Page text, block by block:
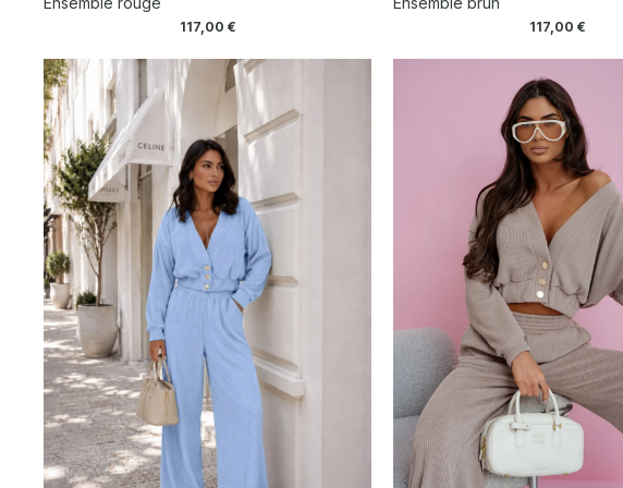
117,00 € 117,00 €